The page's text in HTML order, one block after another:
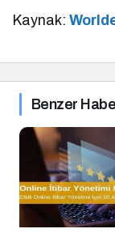
Kaynak:
Benzer